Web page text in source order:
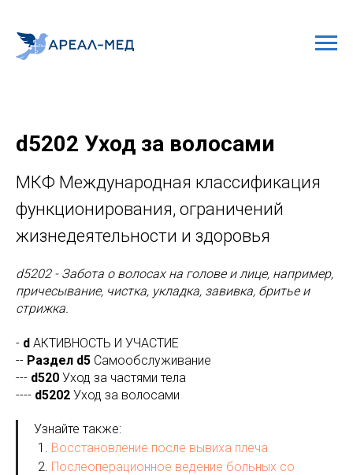
d5202 Уход за волосами
МКФ Международная классификация
функционирования, ограничений
жизнедеятельности и здоровья
d5202 - Забота о волосах на голове и лице, например,
причесывание, чистка, укладка, завивка, бритье и
стрижка.
- d АКТИВНОСТЬ И УЧАСТИЕ
-- Раздел d5 Самообслуживание
--- d520 Уход за частями тела
---- d5202 Уход за волосами
Узнайте также:
Восстановление после вывиха плеча
Послеоперационное ведение больных со